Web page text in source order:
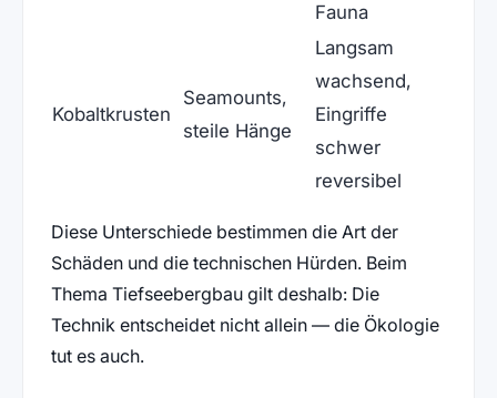
Fauna
Kobaltkrusten
Seamounts,
steile Hänge
Langsam
wachsend,
Eingriffe
schwer
reversibel
Diese Unterschiede bestimmen die Art der
Schäden und die technischen Hürden. Beim
Thema Tiefseebergbau gilt deshalb: Die
Technik entscheidet nicht allein — die Ökologie
tut es auch.